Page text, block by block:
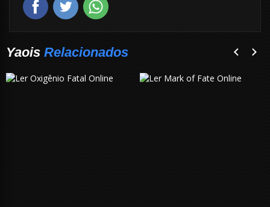
Yaois Relacionados